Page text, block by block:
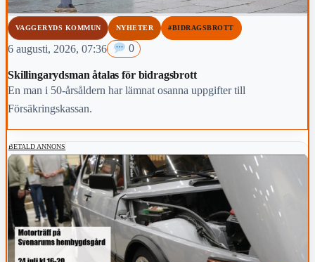
VAGGERYDS KOMMUN NYHETER #BIDRAGSBROTT
6 augusti, 2026, 07:36 0
Skillingarydsman åtalas för bidragsbrott
En man i 50-årsåldern har lämnat osanna uppgifter till
Försäkringskassan.
BETALD ANNONS